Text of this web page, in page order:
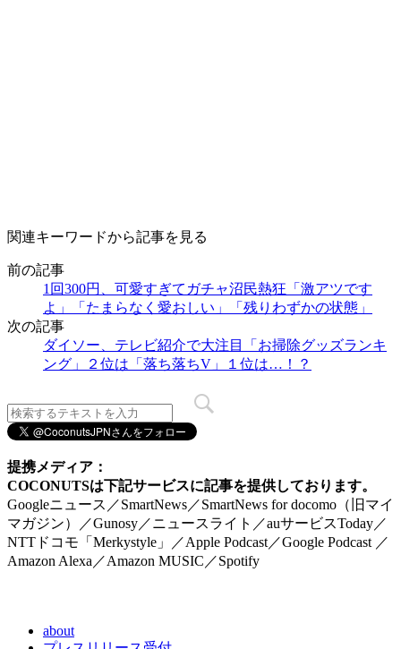
関連キーワードから記事を見る
前の記事
1回300円、可愛すぎてガチャ沼民熱狂「激アツです
よ」「たまらなく愛おしい」「残りわずかの状態」
次の記事
ダイソー、テレビ紹介で大注目「お掃除グッズランキ
ング」２位は「落ち落ちV」１位は…！？
提携メディア：
COCONUTSは下記サービスに記事を提供しております。
Googleニュース／SmartNews／SmartNews for docomo（旧マイ
マガジン）／Gunosy／ニュースライト／auサービスToday／
NTTドコモ「Merkystyle」／Apple Podcast／Google Podcast ／
Amazon Alexa／Amazon MUSIC／Spotify
about